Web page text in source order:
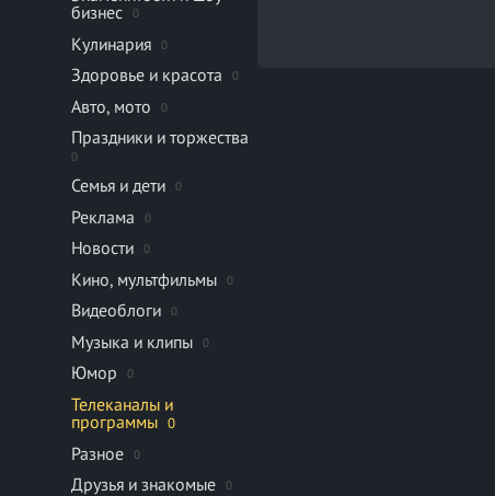
бизнес
0
Кулинария 0
Здоровье и красота 0
Авто, мото 0
Праздники и торжества
0
Семья и дети 0
Реклама 0
Новости 0
Кино, мультфильмы 0
Видеоблоги 0
Музыка и клипы 0
Юмор 0
Телеканалы и
программы 0
Разное 0
Друзья и знакомые 0